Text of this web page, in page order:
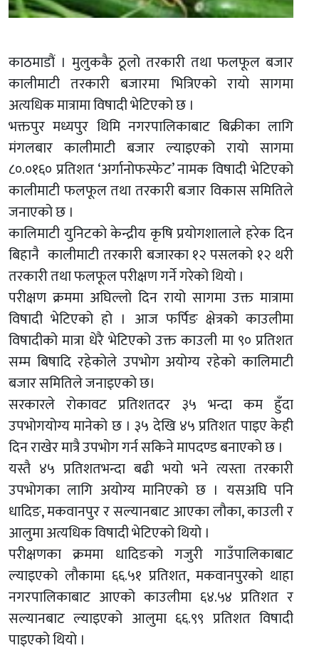
काठमाडौं । मुलुककै ठूलो तरकारी तथा फलफूल बजार
कालीमाटी तरकारी बजारमा भित्रिएको रायो सागमा
अत्यधिक मात्रामा विषादी भेटिएको छ ।
भक्तपुर मध्यपुर थिमि नगरपालिकाबाट बिक्रीका लागि
मंगलबार कालीमाटी बजार ल्याइएको रायो सागमा
८०.०१६० प्रतिशत ‘अर्गानोफस्फेट’ नामक विषादी भेटिएको
कालीमाटी फलफूल तथा तरकारी बजार विकास समितिले
जनाएको छ ।
कालिमाटी युनिटकाे केन्द्रीय कृषि प्रयोगशालाले हरेक दिन
बिहानै कालीमाटी तरकारी बजारका १२ पसलको १२ थरी
तरकारी तथा फलफूल परीक्षण गर्ने गरेको थियो ।
परीक्षण क्रममा अघिल्लो दिन रायो सागमा उक्त मात्रामा
विषादी भेटिएको हो । आज फर्पिङ क्षेत्रको काउलीमा
विषादीको मात्रा धेरै भेटिएको उक्त काउली मा ९० प्रतिशत
सम्म बिषादि रहेकोले उपभोग अयोग्य रहेको कालिमाटी
बजार समितिले जनाइएको छ।
सरकारले रोकावट प्रतिशतदर ३५ भन्दा कम हुँदा
उपभोगयोग्य मानेको छ । ३५ देखि ४५ प्रतिशत पाइए केही
दिन राखेर मात्रै उपभोग गर्न सकिने मापदण्ड बनाएको छ ।
यस्तै ४५ प्रतिशतभन्दा बढी भयो भने त्यस्ता तरकारी
उपभोगका लागि अयोग्य मानिएको छ । यसअघि पनि
धादिङ, मकवानपुर र सल्यानबाट आएका लौका, काउली र
आलुमा अत्यधिक विषादी भेटिएको थियो ।
परीक्षणका क्रममा धादिङको गजुरी गाउँपालिकाबाट
ल्याइएको लौकामा ६६.५१ प्रतिशत, मकवानपुरको थाहा
नगरपालिकाबाट आएको काउलीमा ६४.५४ प्रतिशत र
सल्यानबाट ल्याइएको आलुमा ६६.९९ प्रतिशत विषादी
पाइएको थियो ।